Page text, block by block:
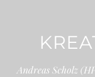
Andreas Scholz